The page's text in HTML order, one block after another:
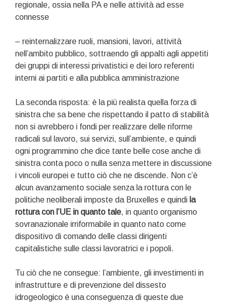
regionale, ossia nella PA e nelle attività ad esse
connesse
– reinternalizzare ruoli, mansioni, lavori, attività
nell’ambito pubblico, sottraendo gli appalti agli appetiti
dei gruppi di interessi privatistici e dei loro referenti
interni ai partiti e alla pubblica amministrazione
La seconda risposta: è la più realista quella forza di
sinistra che sa bene che rispettando il patto di stabilità
non si avrebbero i fondi per realizzare delle riforme
radicali sul lavoro, sui servizi, sull’ambiente, e quindi
ogni programmino che dice tante belle cose anche di
sinistra conta poco o nulla senza mettere in discussione
i vincoli europei e tutto ciò che ne discende. Non c’è
alcun avanzamento sociale senza la rottura con le
politiche neoliberali imposte da Bruxelles e quindi la
rottura con l’UE in quanto tale, in quanto organismo
sovranazionale irriformabile in quanto nato come
dispositivo di comando delle classi dirigenti
capitalistiche sulle classi lavoratrici e i popoli.
Tu ciò che ne consegue: l’ambiente, gli investimenti in
infrastrutture e di prevenzione del dissesto
idrogeologico è una conseguenza di queste due